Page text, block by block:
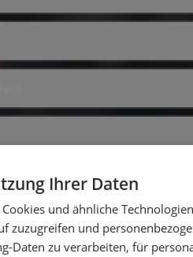
Ihrer Daten
und ähnliche
zuzugreifen und
Daten zu verarbeiten, für